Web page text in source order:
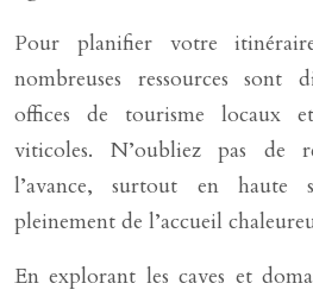
Pour planifier votre
nombreuses ressources sont
offices de tourisme locaux
viticoles. N’oubliez pas de
l’avance, surtout en haute
pleinement de l’accueil
En explorant les caves et